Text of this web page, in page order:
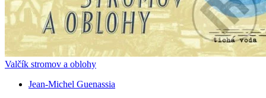
Valčík stromov a oblohy
Jean-Michel Guenassia